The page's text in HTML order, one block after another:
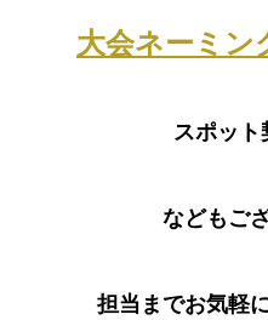
大会ネーミン
スポット
などもご
担当までお気軽